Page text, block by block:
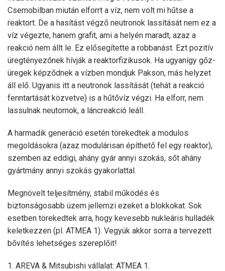
Csernobilban miután elforrt a víz, nem volt mi hűtse a
reaktort. De a hasítást végző neutronok lassítását nem ez a
víz végezte, hanem grafit, ami a helyén maradt, azaz a
reakció nem állt le. Ez elősegítette a robbanást. Ezt pozitív
üregtényezőnek hívják a reaktorfizikusok. Ha ugyanígy gőz-
üregek képződnek a vízben mondjuk Pakson, más helyzet
áll elő. Ugyanis itt a neutronok lassítását (tehát a reakció
fenntartását közvetve) is a hűtővíz végzi. Ha elforr, nem
lassulnak neutornok, a láncreakció leáll.
A harmadik generáció esetén törekedtek a modulos
megoldásokra (azaz modulárisan építhető fel egy reaktor),
szemben az eddigi, ahány gyár annyi szokás, sőt ahány
gyártmány annyi szokás gyakorlattal.
Megnövelt teljesítmény, stabil működés és
biztonságosabb üzem jellemzi ezeket a blokkokat. Sok
esetben törekedtek arra, hogy kevesebb nukleáris hulladék
keletkezzen (pl. ATMEA 1). Vegyük akkor sorra a tervezett
bővítés lehetséges szereplőit!
1. AREVA & Mitsubishi vállalat: ATMEA 1.